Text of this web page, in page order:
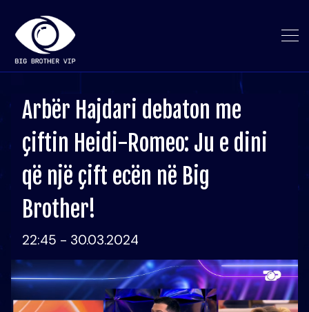
Arbër Hajdari debaton me
çiftin Heidi-Romeo: Ju e dini
që një çift ecën në Big
Brother!
22:45 - 30.03.2024